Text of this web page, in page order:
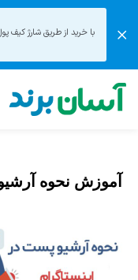
با خرید از طریق شارژ کیف
آموزش نحوه